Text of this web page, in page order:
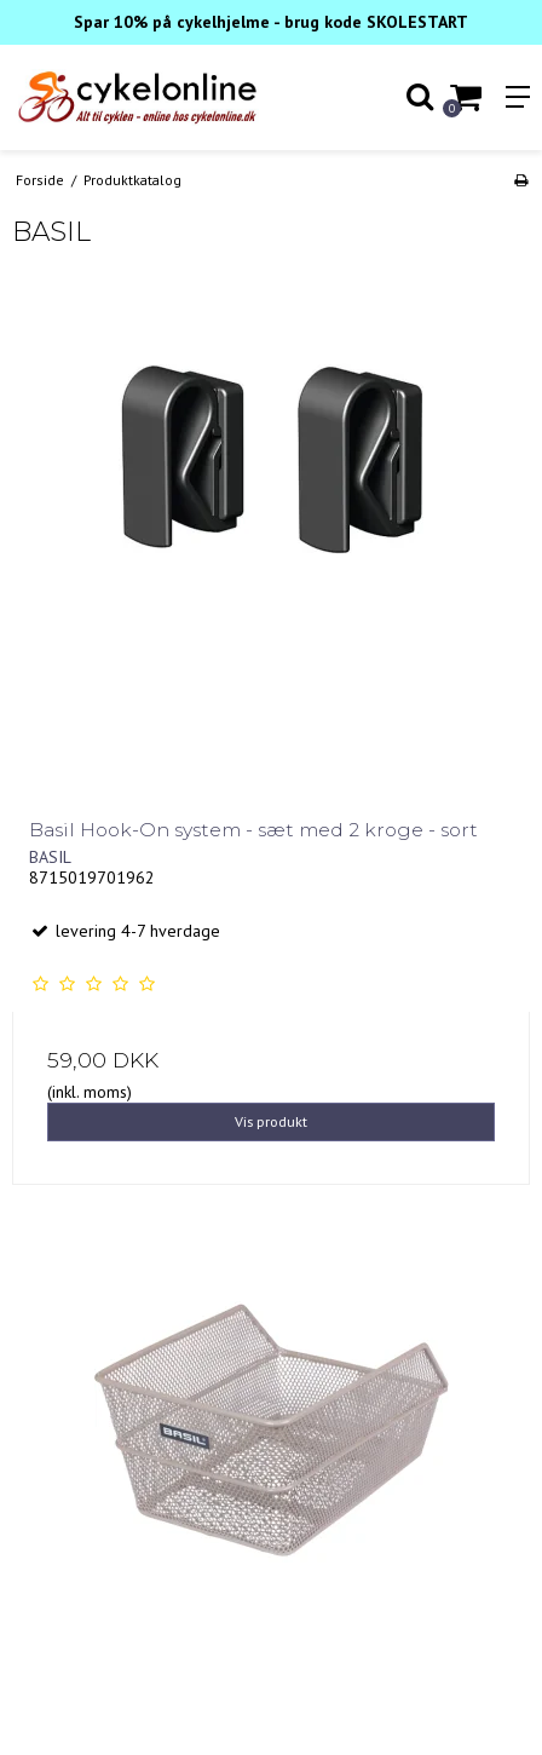
Spar 10% på cykelhjelme - brug kode SKOLESTART
0
Forside / Produktkatalog
BASIL
Basil Hook-On system - sæt med 2 kroge - sort
BASIL
8715019701962
levering 4-7 hverdage
59,00 DKK
(inkl. moms)
Vis produkt